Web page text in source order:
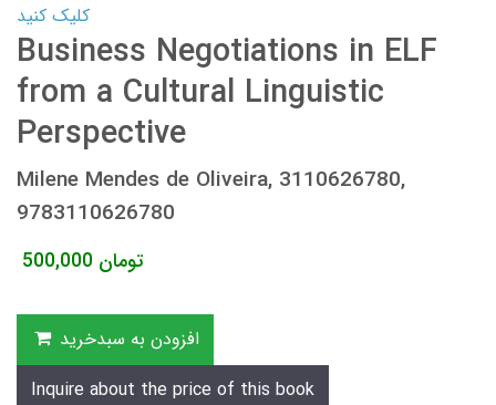
کلیک کنید
Business Negotiations in ELF
from a Cultural Linguistic
Perspective
Milene Mendes de Oliveira, 3110626780,
9783110626780
500,000 تومان
افزودن به سبدخرید
Inquire about the price of this book